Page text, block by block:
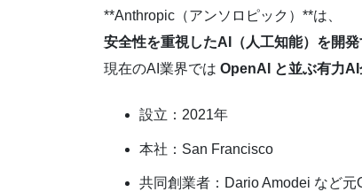
**Anthropic（アンソロピック）**は、
安全性を重視したAI（人工知能）を開
現在のAI業界では OpenAI と並ぶ有力
設立：2021年
本社：San Francisco
共同創業者：Dario Amodei など元